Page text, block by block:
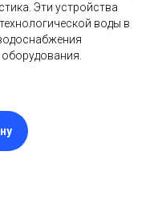
Эти устройства
воды в